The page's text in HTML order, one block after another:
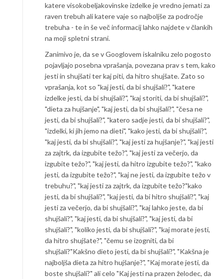
katere visokobeljakovinske izdelke je vredno jemati za
raven trebuh ali katere vaje so najboljše za področje
trebuha - te in še več informacij lahko najdete v člankih
na moji spletni strani.
Zanimivo je, da se v Googlovem iskalniku zelo pogosto
pojavljajo posebna vprašanja, povezana prav s tem, kako
jesti in shujšati ter kaj piti, da hitro shujšate. Zato so
vprašanja, kot so "kaj jesti, da bi shujšali?", "katere
izdelke jesti, da bi shujšali?", "kaj storiti, da bi shujšali?",
"dieta za hujšanje", "kaj jesti, da bi shujšali?", "česa ne
jesti, da bi shujšali?", "katero sadje jesti, da bi shujšali?",
"izdelki, ki jih jemo na dieti", "kako jesti, da bi shujšali?",
"kaj jesti, da bi shujšali?", "kaj jesti za hujšanje?", "kaj jesti
za zajtrk, da izgubite težo?", "kaj jesti za večerjo, da
izgubite težo?", "kaj jesti, da hitro izgubite težo?", "kako
jesti, da izgubite težo?", "kaj ne jesti, da izgubite težo v
trebuhu?", "kaj jesti za zajtrk, da izgubite težo?"kako
jesti, da bi shujšali?", "kaj jesti, da bi hitro shujšali?", "kaj
jesti za večerjo, da bi shujšali?", "kaj lahko jeste, da bi
shujšali?", "kaj jesti, da bi shujšali?", "kaj jesti, da bi
shujšali?", "koliko jesti, da bi shujšali?", "kaj morate jesti,
da hitro shujšate?", "čemu se izogniti, da bi
shujšali?"Kakšno dieto jesti, da bi shujšali?", "Kakšna je
najboljša dieta za hitro hujšanje?", "Kaj morate jesti, da
boste shujšali?" ali celo "Kaj jesti na prazen želodec, da